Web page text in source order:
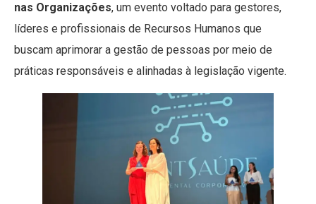
nas Organizações, um evento voltado para gestores,
líderes e profissionais de Recursos Humanos que
buscam aprimorar a gestão de pessoas por meio de
práticas responsáveis e alinhadas à legislação vigente.